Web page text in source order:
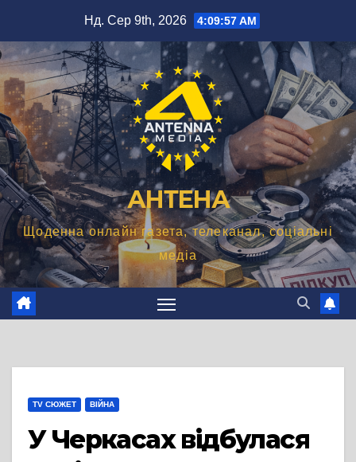
вмісту
Нд. Сер 9th, 2026 4:09:58 AM
АНТЕНА
Щоденна онлайн газета, телеканал, соціальні
медіа
TV СЮЖЕТ ВІЙНА
У Черкасах відбулася